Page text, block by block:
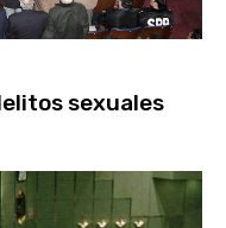
sexuales